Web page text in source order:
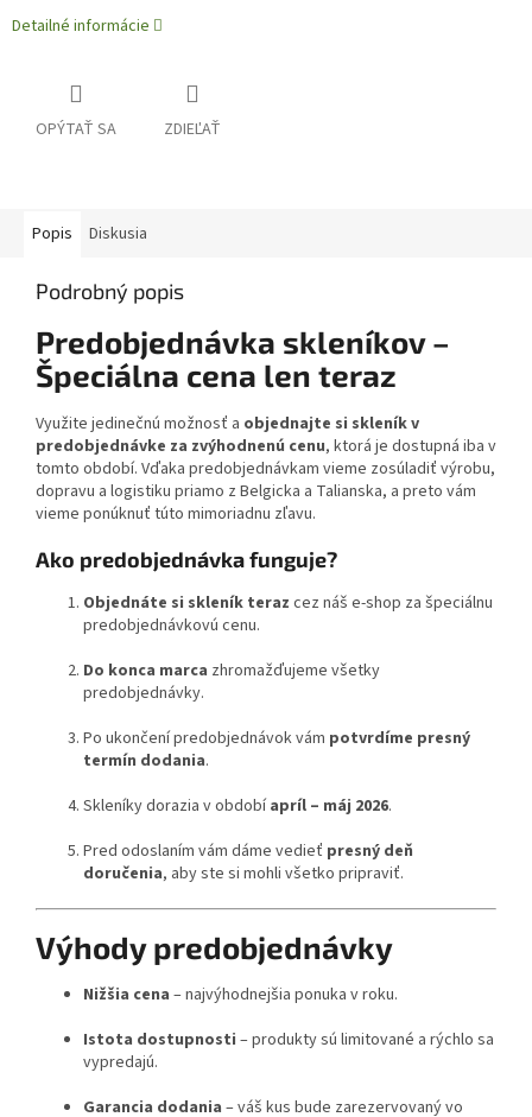
Detailné informácie
OPÝTAŤ SA ZDIEĽAŤ
Popis Diskusia
Podrobný popis
Predobjednávka skleníkov –
Špeciálna cena len teraz
Využite jedinečnú možnosť a objednajte si skleník v
predobjednávke za zvýhodnenú cenu, ktorá je dostupná iba v
tomto období. Vďaka predobjednávkam vieme zosúladiť výrobu,
dopravu a logistiku priamo z Belgicka a Talianska, a preto vám
vieme ponúknuť túto mimoriadnu zľavu.
Ako predobjednávka funguje?
Objednáte si skleník teraz cez náš e-shop za špeciálnu
predobjednávkovú cenu.
Do konca marca zhromažďujeme všetky
predobjednávky.
Po ukončení predobjednávok vám potvrdíme presný
termín dodania.
Skleníky dorazia v obdobíapríl – máj 2026.
Pred odoslaním vám dáme vedieť presný deň
doručenia, aby ste si mohli všetko pripraviť.
Výhody predobjednávky
Nižšia cena – najvýhodnejšia ponuka v roku.
Istota dostupnosti – produkty sú limitované a rýchlo sa
vypredajú.
Garancia dodania – váš kus bude zarezervovaný vo